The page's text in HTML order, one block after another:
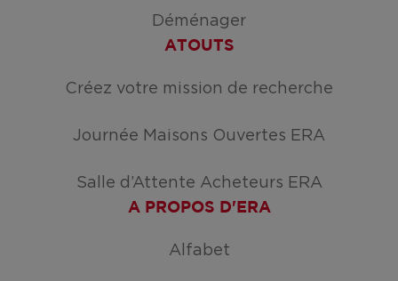
Déménager
ATOUTS
Créez votre mission de recherche
Journée Maisons Ouvertes ERA
Salle d’Attente Acheteurs ERA
A PROPOS D'ERA
Alfabet